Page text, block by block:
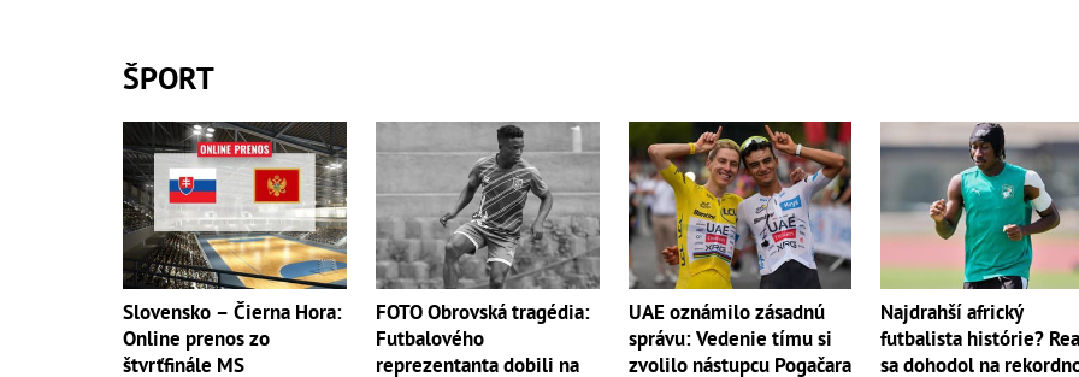
ŠPORT
Slovensko – Čierna Hora:
Online prenos zo
štvrťfinále MS
FOTO Obrovská tragédia:
Futbalového
reprezentanta dobili na
UAE oznámilo zásadnú
správu: Vedenie tímu si
zvolilo nástupcu Pogačara
Najdrahší africký
futbalista histórie?
sa dohodol na